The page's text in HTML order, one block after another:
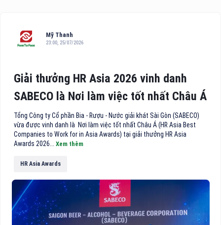
Mỹ Thanh
23:00, 25/07/2026
Giải thưởng HR Asia 2026 vinh danh
SABECO là Nơi làm việc tốt nhất Châu Á
Tổng Công ty Cổ phần Bia - Rượu - Nước giải khát Sài Gòn (SABECO)
vừa được vinh danh là Nơi làm việc tốt nhất Châu Á (HR Asia Best
Companies to Work for in Asia Awards) tại giải thưởng HR Asia
Awards 2026... Xem thêm
HR Asia Awards